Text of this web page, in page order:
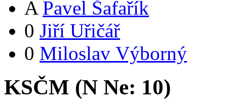
A Pavel Šafařík
0 Jiří Uřičář
0 Miloslav Výborný
KSČM (N Ne: 10)